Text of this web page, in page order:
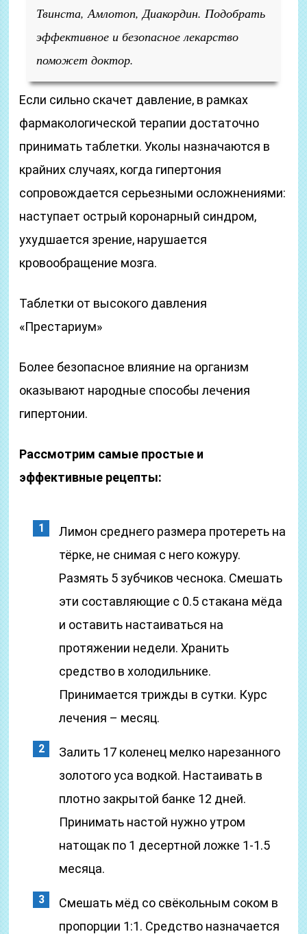
Твинста, Амлотоп, Диакордин. Подобрать
эффективное и безопасное лекарство
поможет доктор.
Если сильно скачет давление, в рамках
фармакологической терапии достаточно
принимать таблетки. Уколы назначаются в
крайних случаях, когда гипертония
сопровождается серьезными осложнениями:
наступает острый коронарный синдром,
ухудшается зрение, нарушается
кровообращение мозга.
Таблетки от высокого давления
«Престариум»
Более безопасное влияние на организм
оказывают народные способы лечения
гипертонии.
Рассмотрим самые простые и
эффективные рецепты:
Лимон среднего размера протереть на
тёрке, не снимая с него кожуру.
Размять 5 зубчиков чеснока. Смешать
эти составляющие с 0.5 стакана мёда
и оставить настаиваться на
протяжении недели. Хранить
средство в холодильнике.
Принимается трижды в сутки. Курс
лечения – месяц.
Залить 17 коленец мелко нарезанного
золотого уса водкой. Настаивать в
плотно закрытой банке 12 дней.
Принимать настой нужно утром
натощак по 1 десертной ложке 1-1.5
месяца.
Смешать мёд со свёкольным соком в
пропорции 1:1. Средство назначается